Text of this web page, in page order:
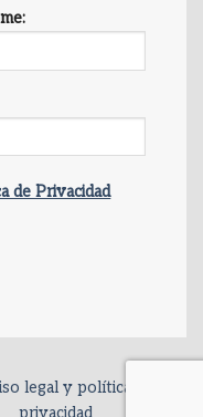
de Privacidad
legal y política de
privacidad